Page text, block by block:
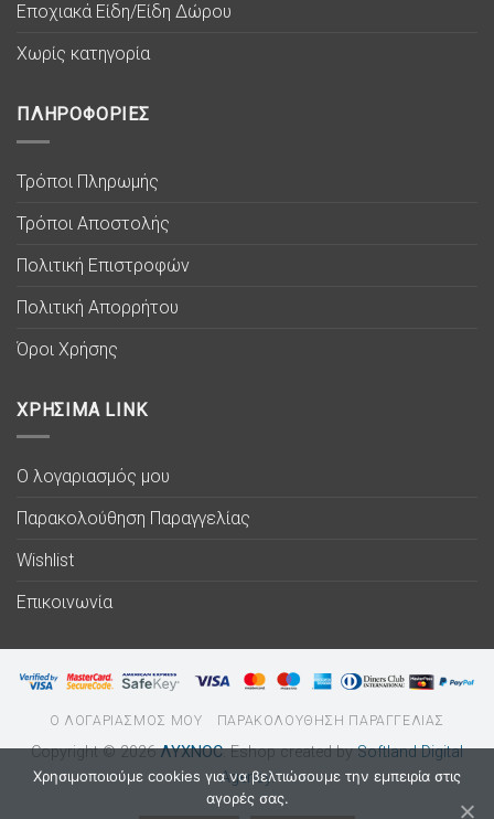
Εποχιακά Είδη/Είδη Δώρου
Χωρίς κατηγορία
ΠΛΗΡΟΦΟΡΙΕΣ
Τρόποι Πληρωμής
Τρόποι Αποστολής
Πολιτική Επιστροφών
Πολιτική Απορρήτου
Όροι Χρήσης
ΧΡΗΣΙΜΑ LINK
Ο λογαριασμός μου
Παρακολούθηση Παραγγελίας
Wishlist
Επικοινωνία
Ο ΛΟΓΑΡΙΑΣΜΟΣ ΜΟΥ ΠΑΡΑΚΟΛΟΥΘΗΣΗ ΠΑΡΑΓΓΕΛΙΑΣ
Copyright © 2026ΛΥΧΝΟC. Eshop created bySoftland Digital
Agency.
Χρησιμοποιούμε cookies για να βελτιώσουμε την εμπειρία στις
αγορές σας.